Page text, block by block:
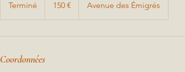
Terminé
e
i
n
150 € Avenue des Émigrés
Coordonnées